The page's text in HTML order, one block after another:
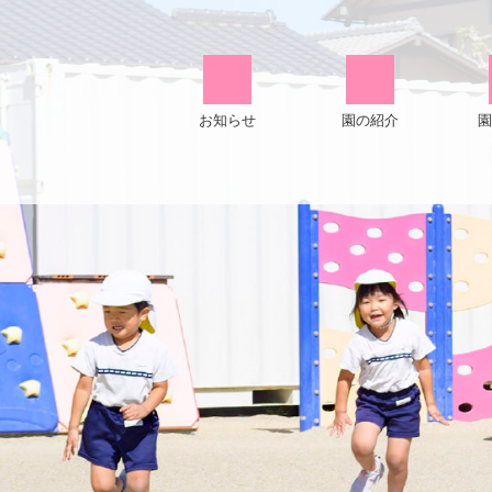
お知らせ 園の紹介